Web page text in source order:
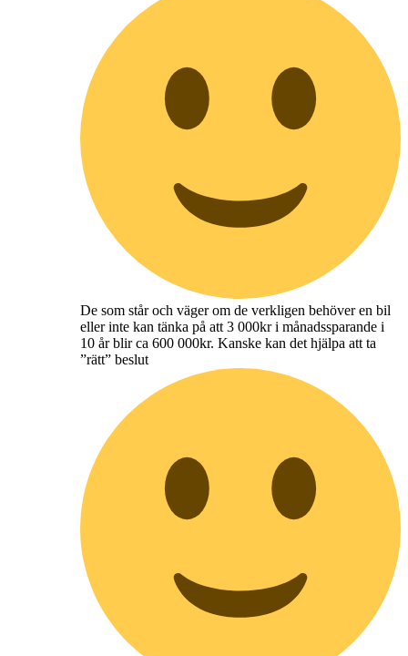
De som står och väger om de verkligen behöver en bil
eller inte kan tänka på att 3 000kr i månadssparande i
10 år blir ca 600 000kr. Kanske kan det hjälpa att ta
”rätt” beslut